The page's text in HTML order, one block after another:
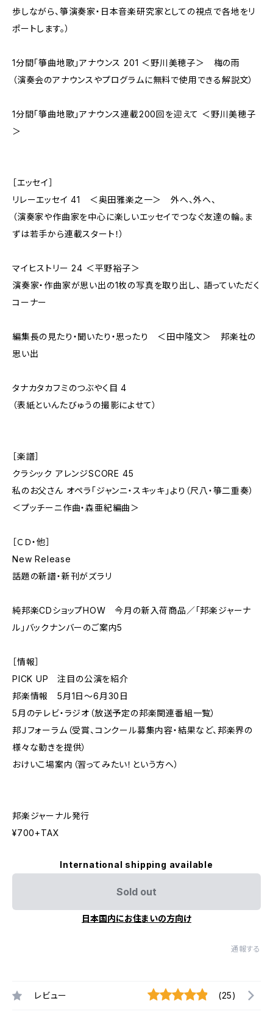
歩しながら、箏演奏家・日本音楽研究家としての視点で各地をリ
ポートします。）
1分間「箏曲地歌」アナウンス 201 ＜野川美穂子＞ 梅の雨
（演奏会のアナウンスやプログラムに無料で使用できる解説文）
1分間「箏曲地歌」アナウンス連載200回を迎えて ＜野川美穂子
＞
［エッセイ］
リレーエッセイ 41 ＜奥田雅楽之一＞ 外へ、外へ、
（演奏家や作曲家を中心に楽しいエッセイでつなぐ友達の輪。ま
ずは若手から連載スタート！）
マイヒストリー 24 ＜平野裕子＞
演奏家・作曲家が思い出の1枚の写真を取り出し、 語っていただく
コーナー
編集長の見たり・聞いたり・思ったり ＜田中隆文＞ 邦楽社の
思い出
タナカタカフミのつぶやく目 4
（表紙といんたびゅうの撮影によせて）
［楽譜］
クラシック アレンジSCORE 45
私のお父さん オペラ「ジャンニ・スキッキ」より（尺八・箏二重奏）
＜プッチーニ作曲・森亜紀編曲＞
［ＣＤ・他］
New Release
話題の新譜・新刊がズラリ
純邦楽CDショップHOW 今月の新入荷商品／「邦楽ジャーナ
ル」バックナンバーのご案内5
［情報］
PICK UP 注目の公演を紹介
邦楽情報 5月1日〜6月30日
5月のテレビ・ラジオ（放送予定の邦楽関連番組一覧）
邦Ｊフォーラム（受賞、コンクール募集内容・結果など、邦楽界の
様々な動きを提供）
おけいこ場案内（習ってみたい！という方へ）
邦楽ジャーナル発行
¥700+TAX
International shipping available
Sold out
日本国内にお住まいの方向け
通報する
レビュー (25)